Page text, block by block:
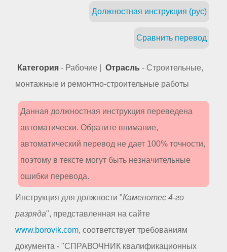
Должностная инструкция (рус)
Сравнить перевод
Категория - Рабочие | Отрасль - Строительные,
монтажные и ремонтно-строительные работы
Данная должностная инструкция переведена
автоматически. Обратите внимание,
автоматический перевод не дает 100% точности,
поэтому в тексте могут быть незначительные
ошибки перевода.
Инструкция для должности "Каменотес 4-го
разряда", представленная на сайте
www.borovik.com, соответствует требованиям
документа - "СПРАВОЧНИК квалификационных